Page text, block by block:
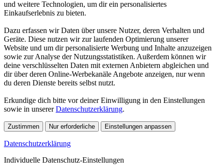
und weitere Technologien, um dir ein personalisiertes
Einkaufserlebnis zu bieten.
Dazu erfassen wir Daten über unsere Nutzer, deren Verhalten und
Geräte. Diese nutzen wir zur laufenden Optimierung unserer
Website und um dir personalisierte Werbung und Inhalte anzuzeigen
sowie zur Analyse der Nutzungsstatistiken. Außerdem können wir
deine verschlüsselten Daten mit externen Anbietern abgleichen und
dir über deren Online-Werbekanäle Angebote anzeigen, nur wenn
du deren Dienste bereits selbst nutzt.
Erkundige dich bitte vor deiner Einwilligung in den Einstellungen
sowie in unsererDatenschutzerklärung.
Zustimmen Nur erforderliche Einstellungen anpassen
Datenschutzerklärung
Individuelle Datenschutz-Einstellungen